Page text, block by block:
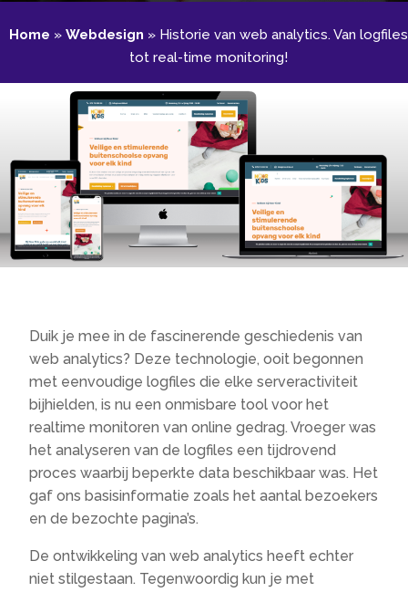
Home » Webdesign » Historie van web analytics.​ Van logfiles
tot real-time monitoring!
Duik je mee in de fascinerende geschiedenis van
web analytics? Deze technologie, ooit begonnen
met eenvoudige logfiles die elke serveractiviteit
bijhielden, is nu een onmisbare tool voor het
realtime monitoren van online gedrag. Vroeger was
het analyseren van de logfiles een tijdrovend
proces waarbij beperkte data beschikbaar was. Het
gaf ons basisinformatie zoals het aantal bezoekers
en de bezochte pagina’s.
De ontwikkeling van web analytics heeft echter
niet stilgestaan. Tegenwoordig kun je met